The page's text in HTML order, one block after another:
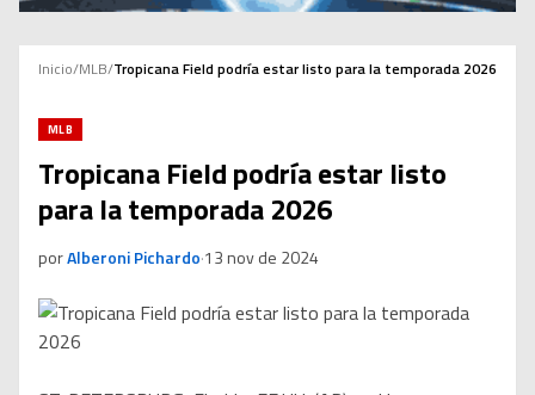
Inicio/MLB/Tropicana Field podría estar listo para la temporada 2026
MLB
Tropicana Field podría estar listo
para la temporada 2026
porAlberoni Pichardo·13 nov de 2024